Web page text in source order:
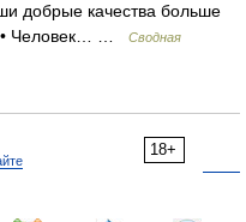
добрые качества больше
• Человек… …
Сводная
18+